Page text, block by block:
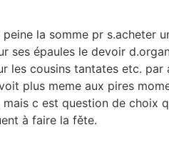
la somme pr s.acheter
ses épaules le devoir
les cousins tantates etc. par
plus meme aux pires
c est question de choix
à faire la fěte.